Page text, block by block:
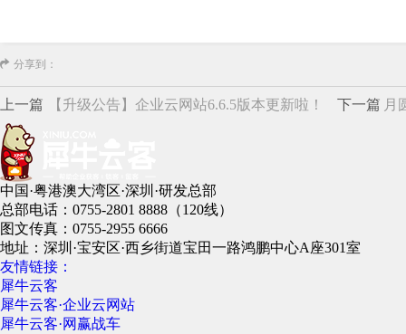
分享到：
上一篇 【升级公告】企业云网站6.6.5版本更新啦！ 下一篇 月
中国·粤港澳大湾区·深圳·研发总部
总部电话：0755-2801 8888（120线）
图文传真：0755-2955 6666
地址：深圳·宝安区·西乡街道宝田一路鸿鹏中心A座301室
友情链接：
犀牛云客
犀牛云客·企业云网站
犀牛云客·网赢战车